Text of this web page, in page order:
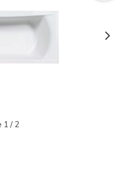
1 / 2